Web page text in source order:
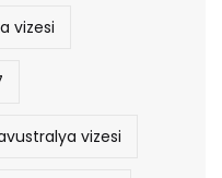
vizesi
vizesi